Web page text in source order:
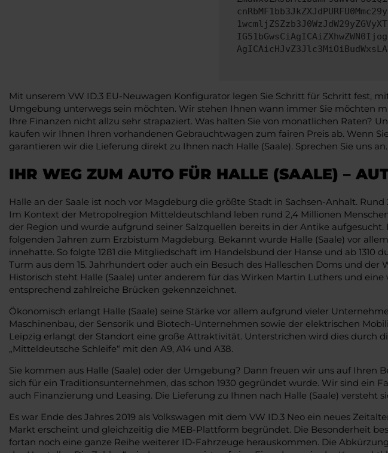
Mit unserem VW ID.3 EU-Neuwagen Konfigurator legen Sie Schritt für Schritt fest,
Umgebung unterwegs sein möchten. Wir stehen Ihnen wann immer Sie möchten
Ihre Finanzen nicht allzu sehr strapaziert. Was halten Sie von monatlichen Raten?
kaufen wir Ihnen Ihren vorhandenen Gebrauchtwagen zum fairen Preis ab. Wenn
garantieren wir die Lieferung direkt zu Ihnen nach Halle (Saale). Sprechen Sie uns an.
IHR WEG ZUM AUTO FÜR HALLE (SAALE) –
Halle an der Saale ist noch vor Magdeburg die größte Stadt in Sachsen-Anhalt.
Im Kontext der Metropolregion Mitteldeutschland leben rund 2,4 Millionen
der Region und wurde aufgrund seiner Salzquellen bereits in der Antike
folgenden Jahren zum Erzbistum Magdeburg. Bekannt wurde Halle (Saale) vor
innehatte. So folgte 1281 die Mitgliedschaft im Handelsbund der Hanse und ab
Turm aus dem 15. Jahrhundert oder auch ein Besuch des Halleschen Doms und
Historisch steht Halle (Saale) unter anderem für das Wirken Martin Luthers und
entsprechend zahlreiche Brücken gekennzeichnet.
Ökonomisch erlangt Halle (Saale) seine Stärke vor allem aufgrund vieler
Maschinenbau, der Sensorik und Biotech-Unternehmen sowie der elektrischen
Leipzig erlangt der Standort eine große Attraktivität. Unterstrichen wird dies durch
„Mitteldeutsche Schleife“ mit den A9, A14 und A38.
Sie kommen aus Halle (Saale) oder der Umgebung? Dann freuen wir uns auf
sich für ein Traditionsunternehmen, das schon 1930 gegründet wurde. Wir sind ein
auch Finanzierung und Leasing. Die Lieferung zu Ihnen nach Halle (Saale) versteht
Es war Ende des Jahres 2019 als Volkswagen mit dem VW ID.3 Neo ein neues
Markt erscheint und gleichzeitig die MEB-Plattform begründet. Die Besonderheit
fortan noch eine ganze Reihe weiterer ID-Fahrzeuge herauskommen. Die